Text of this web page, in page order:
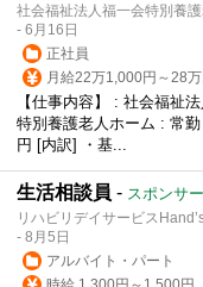
社会福祉法人福一会特別養
- 6月16日
正社員
月給22万1,000円～28
【仕事内容】 : 社会福祉
特別養護老人ホーム : 常
円 [内訳] ・基...
生活相談員 - スポンサ
リハビリデイサービス
- 8月5日
アルバイト・パート